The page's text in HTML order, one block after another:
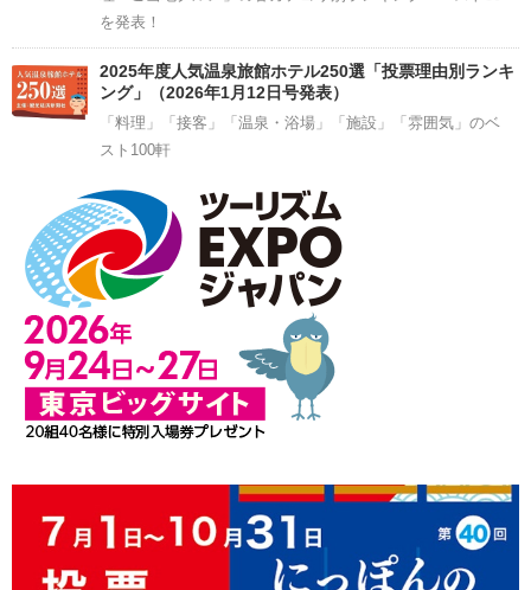
を発表！
2025年度人気温泉旅館ホテル250選「投票理由別ランキ
ング」（2026年1月12日号発表）
「料理」「接客」「温泉・浴場」「施設」「雰囲気」のベ
スト100軒